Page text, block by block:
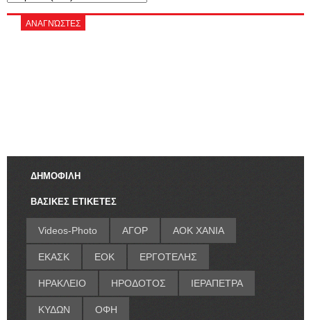
ΑΝΑΓΝΏΣΤΕΣ
ΔΗΜΟΦΙΛΗ
ΒΑΣΙΚΕΣ ΕΤΙΚΕΤΕΣ
Videos-Photo ΑΓΟΡ ΑΟΚ ΧΑΝΙΑ
ΕΚΑΣΚ ΕΟΚ ΕΡΓΟΤΕΛΗΣ
ΗΡΑΚΛΕΙΟ ΗΡΟΔΟΤΟΣ ΙΕΡΑΠΕΤΡΑ
ΚΥΔΩΝ ΟΦΗ